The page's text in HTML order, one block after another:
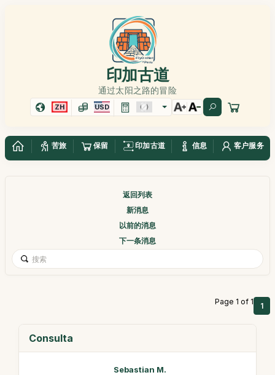
印加古道
通过太阳之路的冒险
ZH USD
苦旅 保留 印加古道 信息 客户服务
返回列表
新消息
以前的消息
下一条消息
Page 1 of 1 1
Consulta
Sebastian M.